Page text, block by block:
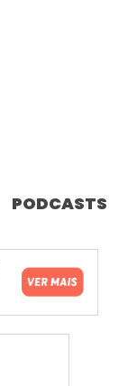
PODCASTS